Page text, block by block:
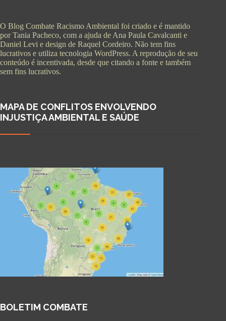
O Blog Combate Racismo Ambiental foi criado e é mantido
por Tania Pacheco, com a ajuda de Ana Paula Cavalcanti e
Daniel Levi e design de Raquel Cordeiro. Não tem fins
lucrativos e utiliza tecnologia WordPress. A reprodução de seu
conteúdo é incentivada, desde que citando a fonte e também
sem fins lucrativos.
MAPA DE CONFLITOS ENVOLVENDO
INJUSTIÇA AMBIENTAL E SAÚDE
BOLETIM COMBATE